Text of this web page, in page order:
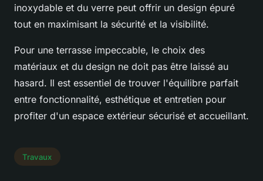
inoxydable et du verre peut offrir un design épuré
tout en maximisant la sécurité et la visibilité.
Pour une terrasse impeccable, le choix des
matériaux et du design ne doit pas être laissé au
hasard. Il est essentiel de trouver l'équilibre parfait
entre fonctionnalité, esthétique et entretien pour
profiter d'un espace extérieur sécurisé et accueillant.
Travaux